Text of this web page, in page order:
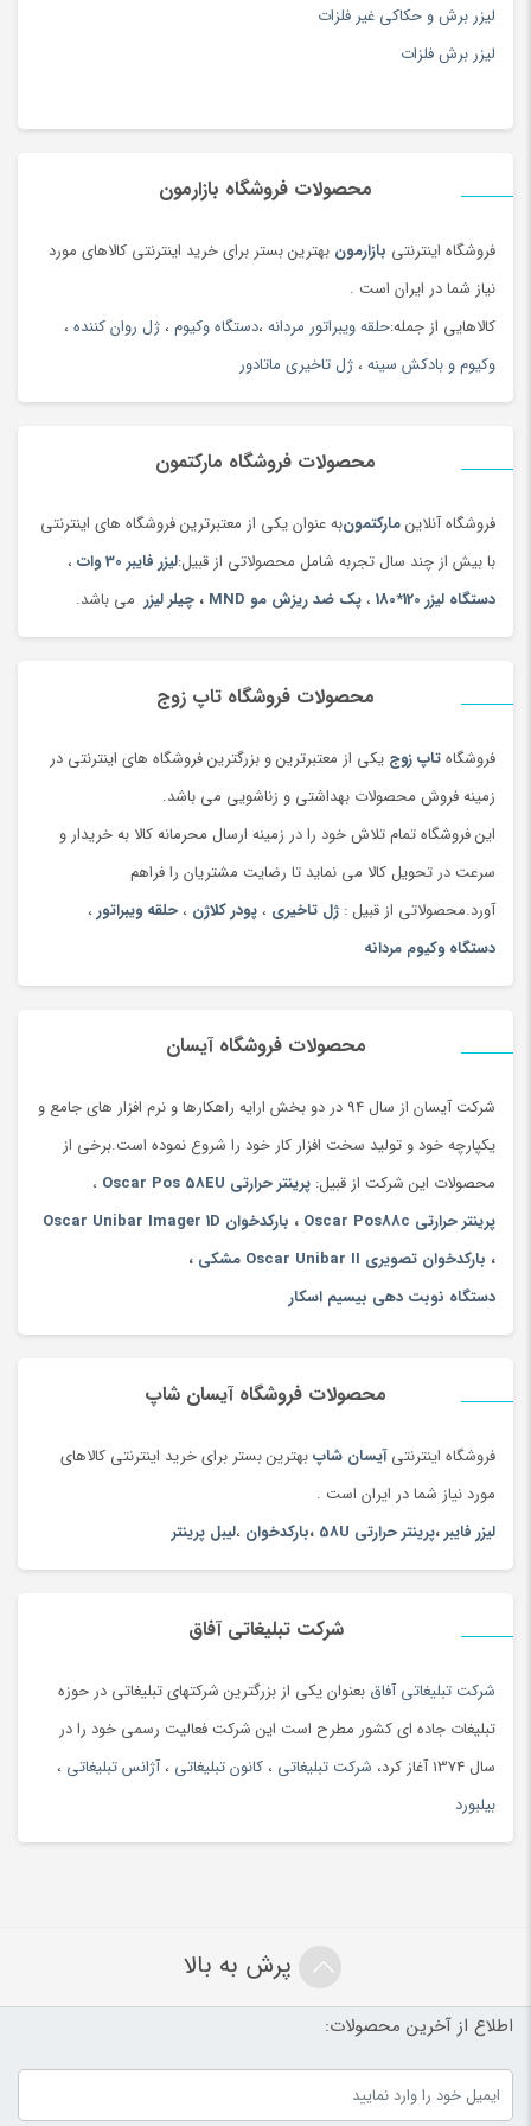
لیزر برش و حکاکی غیر فلزات
لیزر برش فلزات
محصولات فروشگاه بازارمون
فروشگاه اینترنتی بازارمون بهترین بستر برای خرید اینترنتی کالاهای مورد
نیاز شما در ایران است .
کالاهایی از جمله:حلقه ویبراتور مردانه ،دستگاه وکیوم ، ژل روان کننده ،
وکیوم و بادکش سینه ، ژل تاخیری ماتادور
محصولات فروشگاه مارکتمون
فروشگاه آنلاینمارکتمونبه عنوان یکی از معتبرترین فروشگاه های اینترنتی
با بیش از چند سال تجربه شامل محصولاتی از قبیل:لیزر فایبر 30 وات
،
دستگاه لیزر 120*180
، پک ضد ریزش مو MND ، چیلر لیزر می باشد.
محصولات فروشگاه تاپ زوج
فروشگاهتاپ زوج یکی از معتبرترین و بزرگترین فروشگاه های اینترنتی در
زمینه فروش محصولات بهداشتی و زناشویی می باشد.
این فروشگاه تمام تلاش خود را در زمینه ارسال محرمانه کالا به خریدار و
سرعت در تحویل کالا می نماید تا رضایت مشتریان را فراهم
آورد.محصولاتی از قبیل : ژل تاخیری ، پودر کلاژن ، حلقه ویبراتور ،
دستگاه وکیوم مردانه
محصولات فروشگاه آیسان
شرکت آیسان از سال 94 در دو بخش ارایه راهکارها و نرم افزار های جامع و
یکپارچه خود و تولید سخت افزار کار خود را شروع نموده است.برخی از
محصولات این شرکت از قبیل: پرینتر حرارتی Oscar Pos 58EU
،
پرینتر حرارتی Oscar Pos88c
، بارکدخوان Oscar Unibar Imager 1D
، بارکدخوان تصویری Oscar Unibar II مشکی
،
دستگاه نوبت دهی بیسیم اسکار
محصولات فروشگاه آیسان شاپ
فروشگاه اینترنتیآیسان شاپبهترین بستر برای خرید اینترنتی کالاهای
مورد نیاز شما در ایران است .
لیزر فایبر،پرینتر حرارتی 58U ،بارکدخوان ،لیبل پرینتر
شرکت تبلیغاتی آفاق
شرکت تبلیغاتی آفاق بعنوان یکی از بزرگترین شرکتهای تبلیغاتی در حوزه
تبلیغات جاده ای کشور مطرح است این شرکت فعالیت رسمی خود را در
سال 1374 آغاز کرد،
شرکت تبلیغاتی ، کانون تبلیغاتی ،آژانس تبلیغاتی ،
بیلبورد
پرش به بالا
اطلاع از آخرین محصولات: